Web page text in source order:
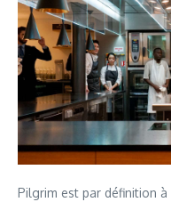
Pilgrim est par définition